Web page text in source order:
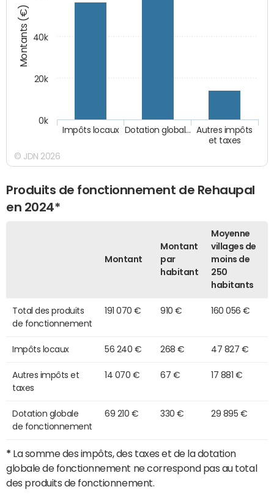
Montants (€)
Autres impôts
et taxes
Dotation global…
Impôts locaux
0k
20k
40k
© JDN 2026
Produits de fonctionnement de Rehaupal
en 2024*
Montant
Montant
par
habitant
Moyenne
villages de
moins de
250
habitants
Total des produits
de fonctionnement
191 070 € 910 € 160 056 €
Impôts locaux 56 240 € 268 € 47 827 €
Autres impôts et
taxes
14 070 € 67 € 17 881 €
Dotation globale
de fonctionnement
69 210 € 330 € 29 895 €
* La somme des impôts, des taxes et de la dotation
globale de fonctionnement ne correspond pas au total
des produits de fonctionnement.